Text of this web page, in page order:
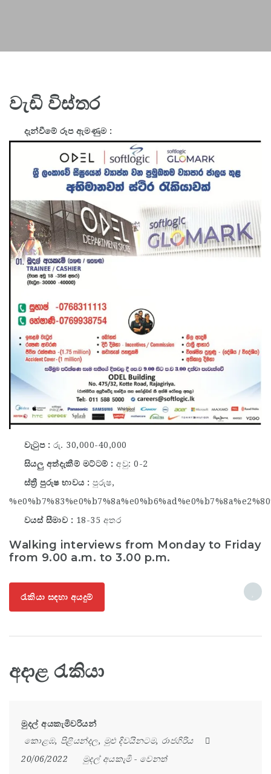
වැඩි විස්තර
දැන්වීමේ රූප ඇමණුම
වැටුප
රු. 30,000-40,000
සියලු අත්දැකීම් මට්ටම්
අවු: 0-2
ස්ත්‍රී පුරුෂ භාවය
පුරුෂ,
වයස් සීමාව
18-35 අතර
Walking interviews from Monday to Friday
from 9.00 a.m. to 3.00 p.m.
රැකියා සඳහා අයදුම්
අදාළ රැකියා
මුදල් අයකැමිවරියන්
කොළඹ, පිළියන්දල, මුළු දිවයිනටම, රාජගිරිය
20/06/2022
මුදල් අයකැමි- වෙනත්